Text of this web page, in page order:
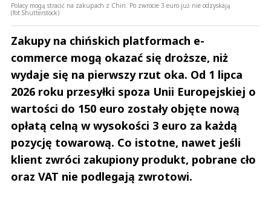
Polacy mogą stracić na zakupach z Chin. Po zwrocie 3 euro już nie odzyskają
(fot.Shutterstock)
Zakupy na chińskich platformach e-
commerce mogą okazać się droższe, niż
wydaje się na pierwszy rzut oka. Od 1 lipca
2026 roku przesyłki spoza Unii Europejskiej o
wartości do 150 euro zostały objęte nową
opłatą celną w wysokości 3 euro za każdą
pozycję towarową. Co istotne, nawet jeśli
klient zwróci zakupiony produkt, pobrane cło
oraz VAT nie podlegają zwrotowi.